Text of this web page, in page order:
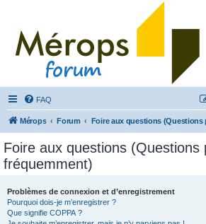
FAQ
Mérops Forum Foire aux questions (Questions
Foire aux questions (Questions
fréquemment)
Problèmes de connexion et d’enregistrement
Pourquoi dois-je m’enregistrer ?
Que signifie COPPA ?